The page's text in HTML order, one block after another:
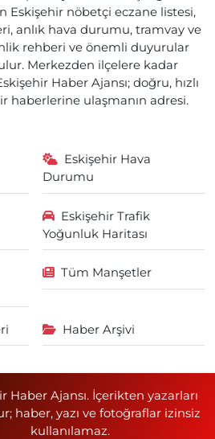
Eskişehir nöbetçi eczane listesi,
anlık hava durumu, tramvay ve
rehberi ve önemli duyurular
Merkezden ilçelere kadar
Haber Ajansı; doğru, hızlı
haberlerine ulaşmanın adresi.
Eskişehir Hava
Durumu
Eskişehir Trafik
Yoğunluk Haritası
Tüm Manşetler
Haber Arşivi
Haber Ajansı. İçerikten yazarları
haber, yazı ve fotoğraflar izinsiz
kullanılamaz.